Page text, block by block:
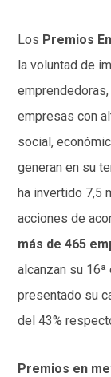
Los Premios
la voluntad de
empresas con
social,
generan en su
ha invertido 7,5
acciones de
más de 465
alcanzan su
presentado su
del 43%
Premios en